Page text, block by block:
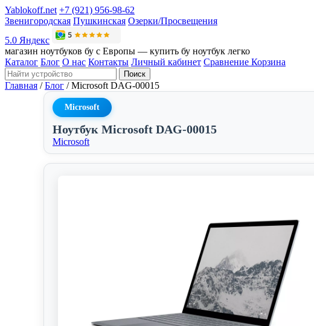
Yablokoff.net +7 (921) 956-98-62
Звенигородская Пушкинская Озерки/Просвещения
5.0 Яндекс
магазин ноутбуков бу с Европы — купить бу ноутбук легко
Каталог Блог О нас Контакты Личный кабинет Сравнение Корзина
Поиск
Главная / Блог / Microsoft DAG-00015
Microsoft
Ноутбук Microsoft DAG-00015
Microsoft